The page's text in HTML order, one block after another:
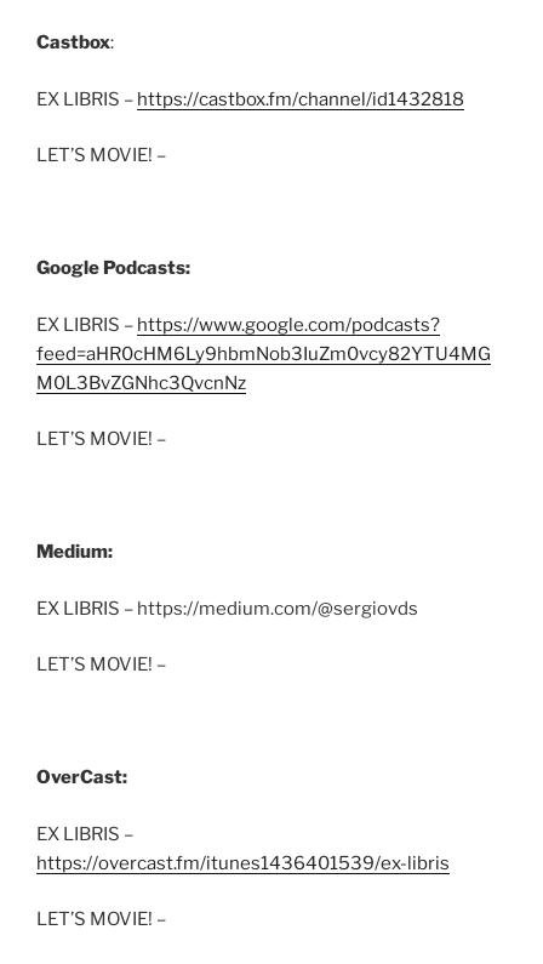
Castbox:
EX LIBRIS – https://castbox.fm/channel/id1432818
LET’S MOVIE! –
Google Podcasts:
EX LIBRIS – https://www.google.com/podcasts?
feed=aHR0cHM6Ly9hbmNob3IuZm0vcy82YTU4MG
M0L3BvZGNhc3QvcnNz
LET’S MOVIE! –
Medium:
EX LIBRIS – https://medium.com/@sergiovds
LET’S MOVIE! –
OverCast:
EX LIBRIS –
https://overcast.fm/itunes1436401539/ex-libris
LET’S MOVIE! –